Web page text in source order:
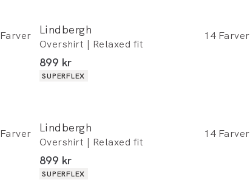
Farver Lindbergh
Overshirt | Relaxed fit
14 Farver
I alt (inkl. rabat)
899 kr
Produkt egenskaber
SUPERFLEX
Farver Lindbergh
Overshirt | Relaxed fit
14 Farver
I alt (inkl. rabat)
899 kr
Produkt egenskaber
SUPERFLEX